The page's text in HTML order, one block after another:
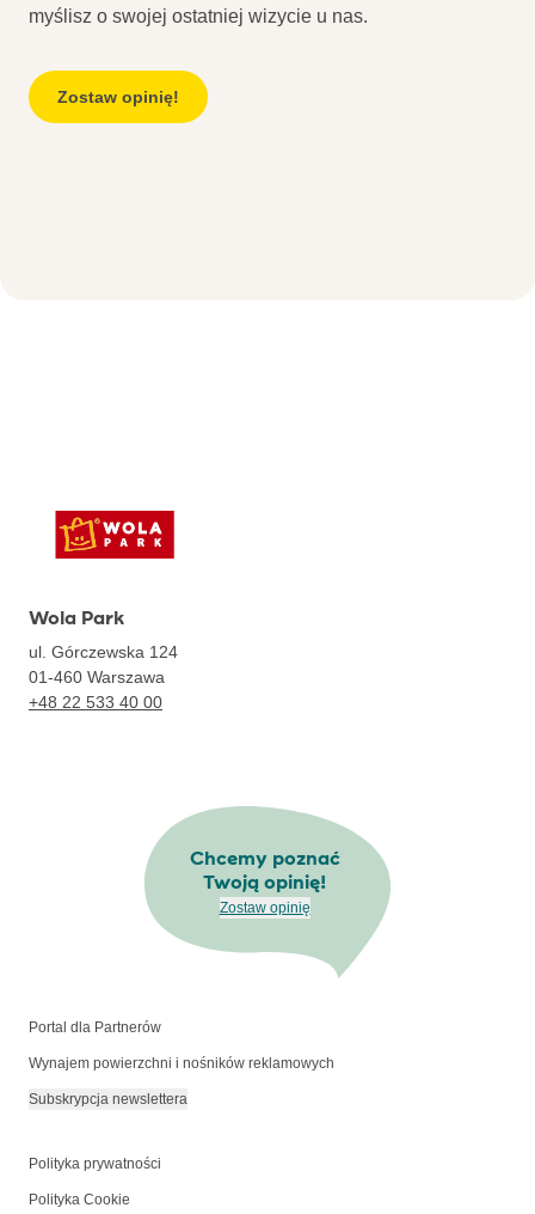
myślisz o swojej ostatniej wizycie u nas.
Zostaw opinię!
Wola Park
ul. Górczewska 124
01-460 Warszawa
+48 22 533 40 00
Chcemy poznać
Twoją opinię!
Zostaw opinię
Portal dla Partnerów
Wynajem powierzchni i nośników reklamowych
Subskrypcja newslettera
Polityka prywatności
Polityka Cookie